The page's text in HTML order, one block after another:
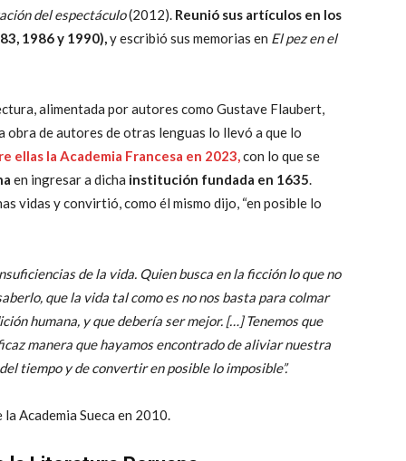
del espectáculo(2012). Reunió sus artículos en los
1986 y 1990),y escribió sus memorias en El pez en el
alimentada por autores como Gustave Flaubert,
de autores de otras lenguas lo llevó a que lo
ellas la Academia Francesa en 2023,con lo que se
en ingresar a dicha institución fundada en 1635.
vidas y convirtió, como él mismo dijo, “en posible lo
de la vida. Quien busca en la ficción lo que no
que la vida tal como es no nos basta para colmar
humana, y que debería ser mejor. […] Tenemos que
manera que hayamos encontrado de aliviar nuestra
tiempo y de convertir en posible lo imposible”.
Academia Sueca en 2010.